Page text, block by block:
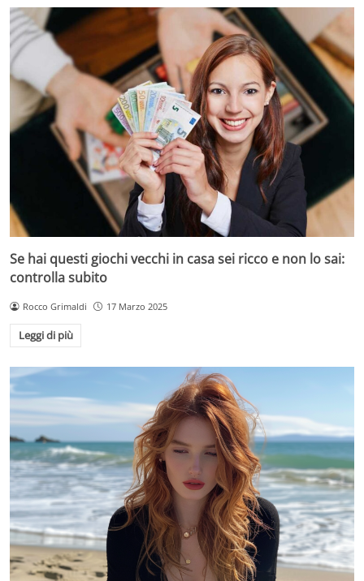
Se hai questi giochi vecchi in casa sei ricco e non lo sai:
controlla subito
Rocco Grimaldi 17 Marzo 2025
Leggi di più